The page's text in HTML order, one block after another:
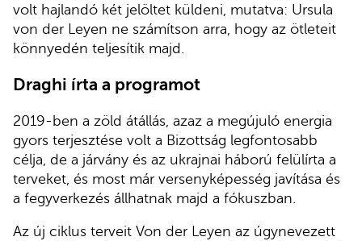
volt hajlandó két jelöltet küldeni, mutatva: Ursula
von der Leyen ne számítson arra, hogy az ötleteit
könnyedén teljesítik majd.
Draghi írta a programot
2019-ben a zöld átállás, azaz a megújuló energia
gyors terjesztése volt a Bizottság legfontosabb
célja, de a járvány és az ukrajnai háború felülírta a
terveket, és most már versenyképesség javítása és
a fegyverkezés állhatnak majd a fókuszban.
Az új ciklus terveit Von der Leyen az úgynevezett